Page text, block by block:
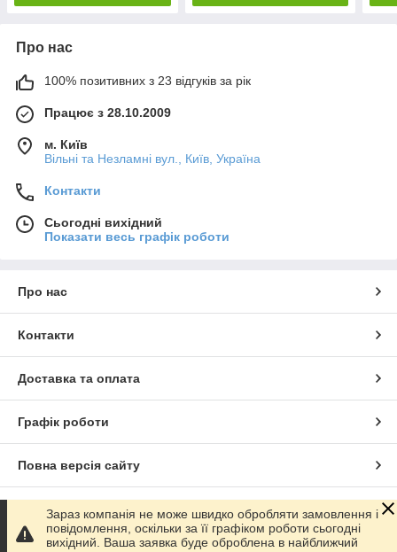
Про нас
100% позитивних з 23 відгуків за рік
Працює з 28.10.2009
м. Київ
Вільні та Незламні вул., Київ, Україна
Контакти
Сьогодні вихідний
Показати весь графік роботи
Про нас
Контакти
Доставка та оплата
Графік роботи
Повна версія сайту
Сайт створено на маркетплейсі Prom.ua
Зараз компанія не може швидко обробляти замовлення і
повідомлення, оскільки за її графіком роботи сьогодні
вихідний. Ваша заявка буде оброблена в найближчий